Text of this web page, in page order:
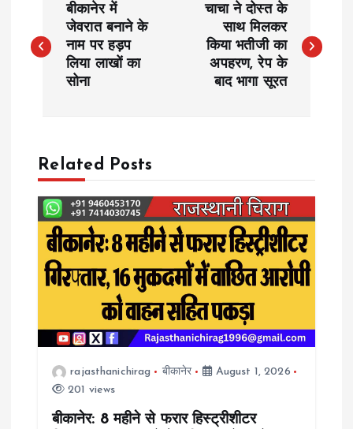
o
n
a
v
a
बीकानेर में
जेवरात बनाने के
नाम पर हड़प
लिया लाखों का
सोना
चाचा ने दोस्त के
साथ मिलकर
किया भतीजी का
अपहरण, रेप के
बाद भागा सूरत
Related Posts
rajasthanichirag बीकानेर
August 1, 2026
201 views
बीकानेर: 8 महीने से फरार हिस्ट्रीशीटर